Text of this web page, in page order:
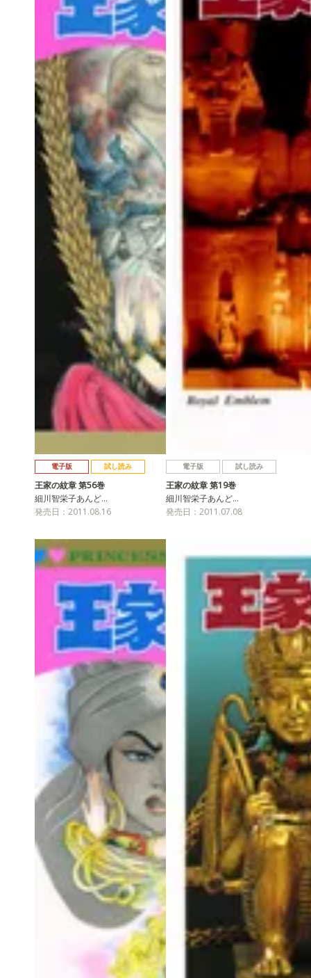
電子版 試し読み
王家の紋章 第56巻
細川智栄子あんど…
発売日：2011.08.16
電子版 試し読み
王家の紋章 第19巻
細川智栄子あんど…
発売日：2011.07.08